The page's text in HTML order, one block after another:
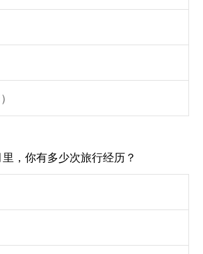
，你有多少次旅行经历？